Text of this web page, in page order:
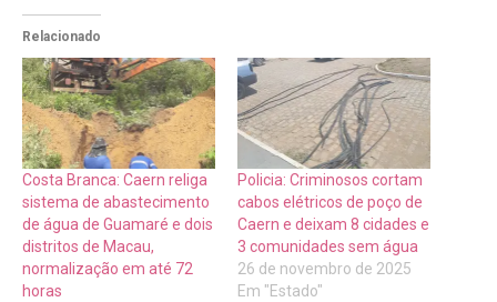
Relacionado
Costa Branca: Caern religa
sistema de abastecimento
de água de Guamaré e dois
distritos de Macau,
normalização em até 72
horas
Policia: Criminosos cortam
cabos elétricos de poço de
Caern e deixam 8 cidades e
3 comunidades sem água
26 de novembro de 2025
Em "Estado"